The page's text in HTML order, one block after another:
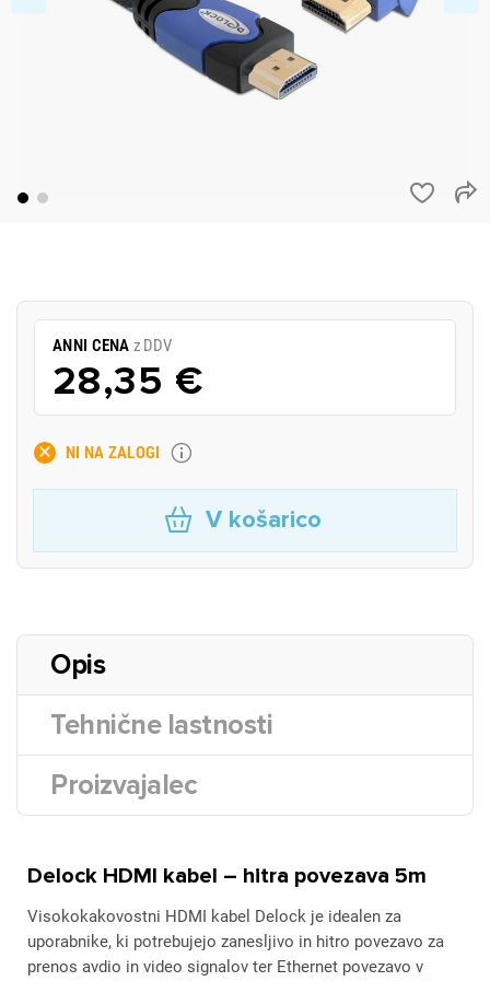
ANNI CENA z DDV
28,35 €
NI NA ZALOGI
V košarico
Opis
Tehnične lastnosti
Proizvajalec
Delock HDMI kabel – hitra povezava 5m
Visokokakovostni HDMI kabel Delock je idealen za
uporabnike, ki potrebujejo zanesljivo in hitro povezavo za
prenos avdio in video signalov ter Ethernet povezavo v